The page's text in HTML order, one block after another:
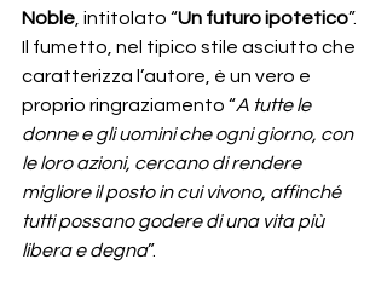
Noble , intitolato “Un futuro ipotetico”.
Il fumetto, nel tipico stile asciutto che
caratterizza l’autore, è un vero e
proprio ringraziamento “A tutte le
donne e gli uomini che ogni giorno, con
le loro azioni, cercano di rendere
migliore il posto in cui vivono, affinché
tutti possano godere di una vita più
libera e degna”.